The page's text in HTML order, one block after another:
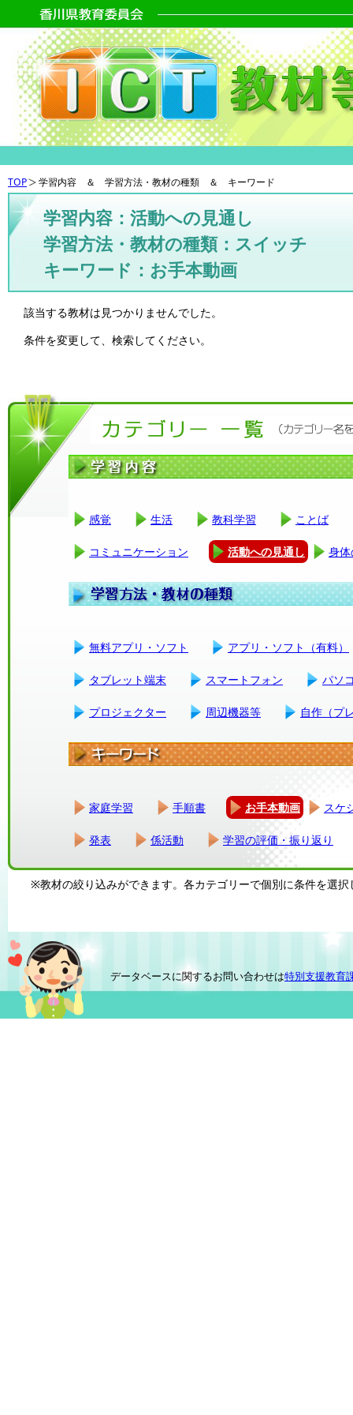
TOP 学習内容 ＆ 学習方法・教材の種類 ＆ キーワード
学習内容：活動への見通し
学習方法・教材の種類：スイッチ
キーワード：お手本動画
該当する教材は見つかりませんでした。
条件を変更して、検索してください。
感覚 生活 教科学習 ことば
コミュニケーション 活動への見通し 身
無料アプリ・ソフト アプリ・ソフト（有料）
タブレット端末 スマートフォン パソ
プロジェクター 周辺機器等 自作（プ
家庭学習 手順書 お手本動画 スケ
発表 係活動 学習の評価・振り返り
※教材の絞り込みができます。各カテゴリーで個別に条件を選択
データベースに関するお問い合わせは特別支援教育